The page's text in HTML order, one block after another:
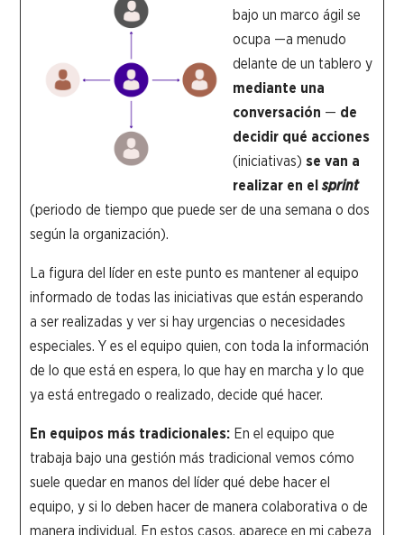
bajo un marco ágil se
ocupa —a menudo
delante de un tablero y
mediante una
conversación — de
decidir qué acciones
(iniciativas)se van a
realizar en elsprint
(periodo de tiempo que puede ser de una semana o dos
según la organización).
La figura del líder en este punto es mantener al equipo
informado de todas las iniciativas que están esperando
a ser realizadas y ver si hay urgencias o necesidades
especiales. Y es el equipo quien, con toda la información
de lo que está en espera, lo que hay en marcha y lo que
ya está entregado o realizado, decide qué hacer.
En equipos más tradicionales: En el equipo que
trabaja bajo una gestión más tradicional vemos cómo
suele quedar en manos del líder qué debe hacer el
equipo, y si lo deben hacer de manera colaborativa o de
manera individual. En estos casos, aparece en mi cabeza